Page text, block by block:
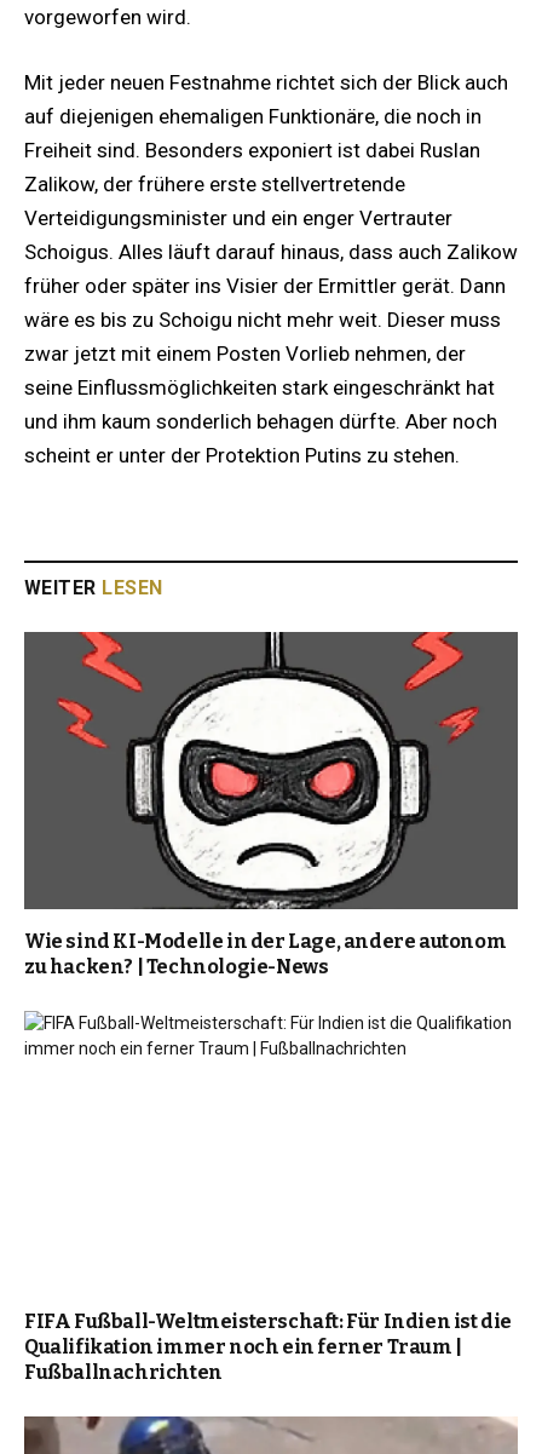
vorgeworfen wird.
Mit jeder neuen Festnahme richtet sich der Blick auch
auf diejenigen ehemaligen Funktionäre, die noch in
Freiheit sind. Besonders exponiert ist dabei Ruslan
Zalikow, der frühere erste stellvertretende
Verteidigungsminister und ein enger Vertrauter
Schoigus. Alles läuft darauf hinaus, dass auch Zalikow
früher oder später ins Visier der Ermittler gerät. Dann
wäre es bis zu Schoigu nicht mehr weit. Dieser muss
zwar jetzt mit einem Posten Vorlieb nehmen, der
seine Einflussmöglichkeiten stark eingeschränkt hat
und ihm kaum sonderlich behagen dürfte. Aber noch
scheint er unter der Protektion Putins zu stehen.
WEITER LESEN
Wie sind KI-Modelle in der Lage, andere autonom
zu hacken? | Technologie-News
FIFA Fußball-Weltmeisterschaft: Für Indien ist die
Qualifikation immer noch ein ferner Traum |
Fußballnachrichten